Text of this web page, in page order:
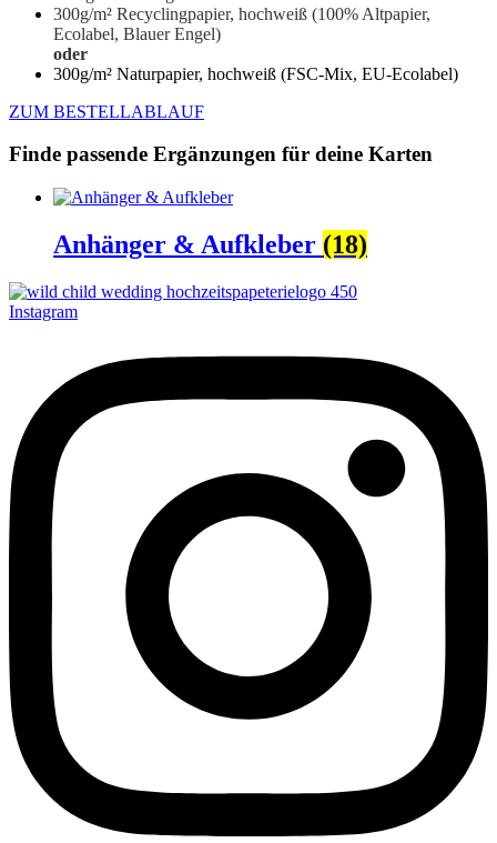
300g/m² Recyclingpapier, hochweiß (100% Altpapier,
Ecolabel, Blauer Engel)
oder
300g/m² Naturpapier, hochweiß (FSC-Mix, EU-Ecolabel)
ZUM BESTELLABLAUF
Finde passende Ergänzungen für deine Karten
Anhänger & Aufkleber (18)
Instagram